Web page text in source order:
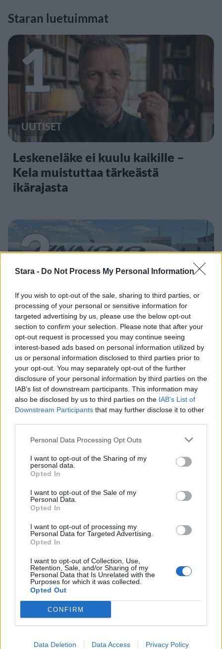
Stara - Do Not Process My Personal Information
If you wish to opt-out of the sale, sharing to third parties, or
processing of your personal or sensitive information for
targeted advertising by us, please use the below opt-out
section to confirm your selection. Please note that after your
opt-out request is processed you may continue seeing
interest-based ads based on personal information utilized by
us or personal information disclosed to third parties prior to
your opt-out. You may separately opt-out of the further
disclosure of your personal information by third parties on the
IAB’s list of downstream participants. This information may
also be disclosed by us to third parties on the IAB’s List of
Downstream Participants that may further disclose it to other
Personal Data Processing Opt Outs
I want to opt-out of the Sharing of my
personal data.
Opted In
I want to opt-out of the Sale of my
Personal Data.
Opted In
I want to opt-out of processing my
Personal Data for Targeted Advertising.
Opted In
I want to opt-out of Collection, Use,
Retention, Sale, and/or Sharing of my
Personal Data that Is Unrelated with the
Purposes for which it was collected.
Opted Out
CONFIRM
Data Deletion Data Access Privacy Policy
Staran luetuimmat
1
UUTISET
Leskeneläke ei kuulu kaikille –
Kela muistuttaa tärkeästä
ikärajasta
2
MATKAILU
Finnairin lennoista osan lentää
jatkossa toinen lentoyhtiö –
matkustajille tärkeä rajoitus
3
UUTISET
Kela voi leikata tukia
ulkomaanmatkan vuoksi
4